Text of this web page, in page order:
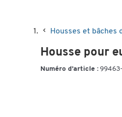
Housses et bâches
Housse pour
Numéro d’article :